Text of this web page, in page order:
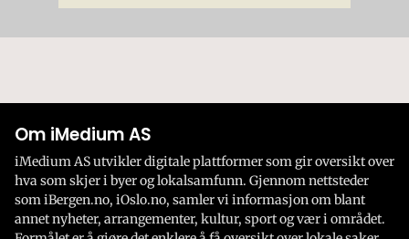
Om iMedium AS
iMedium AS utvikler digitale plattformer som gir oversikt over
hva som skjer i byer og lokalsamfunn. Gjennom nettsteder
som iBergen.no, iOslo.no, samler vi informasjon om blant
annet nyheter, arrangementer, kultur, sport og vær i området.